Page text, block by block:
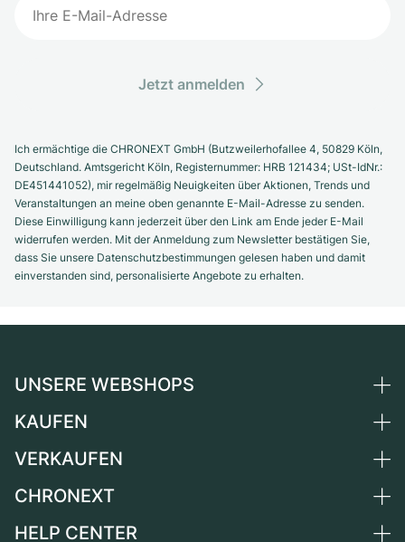
Jetzt anmelden
Ich ermächtige die CHRONEXT GmbH (Butzweilerhofallee 4, 50829 Köln,
Deutschland. Amtsgericht Köln, Registernummer: HRB 121434; USt-IdNr.:
DE451441052), mir regelmäßig Neuigkeiten über Aktionen, Trends und
Veranstaltungen an meine oben genannte E-Mail-Adresse zu senden.
Diese Einwilligung kann jederzeit über den Link am Ende jeder E-Mail
widerrufen werden. Mit der Anmeldung zum Newsletter bestätigen Sie,
dass Sie unsere Datenschutzbestimmungen gelesen haben und damit
einverstanden sind, personalisierte Angebote zu erhalten.
UNSERE WEBSHOPS
Deutschland
Schweiz
Frankreich
KAUFEN
Alle Luxusuhren
VERKAUFEN
Uhr verkaufen
CHRONEXT
Über uns
HELP CENTER